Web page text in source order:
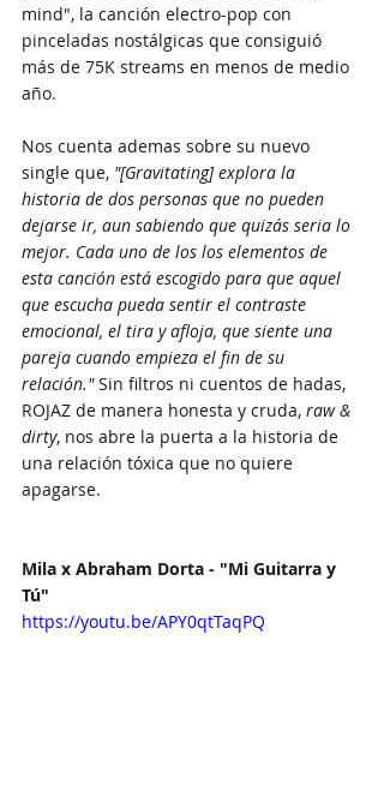
mind", la canción electro-pop con
pinceladas nostálgicas que consiguió
más de 75K streams en menos de medio
año.
Nos cuenta ademas sobre su nuevo
single que, "[Gravitating] explora la
historia de dos personas que no pueden
dejarse ir, aun sabiendo que quizás seria lo
mejor. Cada uno de los los elementos de
esta canción está escogido para que aquel
que escucha pueda sentir el contraste
emocional, el tira y afloja, que siente una
pareja cuando empieza el fin de su
relación." Sin filtros ni cuentos de hadas,
ROJAZ de manera honesta y cruda, raw &
dirty, nos abre la puerta a la historia de
una relación tóxica que no quiere
apagarse.
Mila x Abraham Dorta - "Mi Guitarra y
Tú"
https://youtu.be/APY0qtTaqPQ